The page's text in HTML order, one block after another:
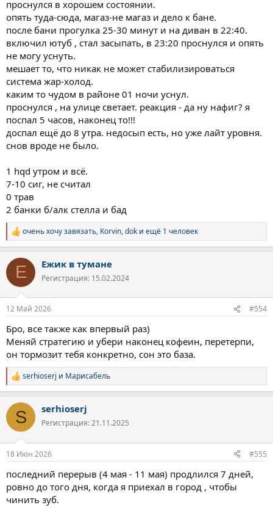
проснулся в хорошем состоянии.
опять туда-сюда, магаз-не магаз и дело к бане.
после бани прогулка 25-30 минут и на диван в 22:40.
включил ютуб , стал засыпать, в 23:20 проснулся и опять
не могу уснуть.
мешает то, что никак не может стабилизироваться
система жар-холод.
каким то чудом в районе 01 ночи уснул.
проснулся , на улице светает. реакция - да ну нафиг? я
поспал 5 часов, наконец то!!!
доспал ещё до 8 утра. недосып есть, но уже лайт уровня.
снов вроде не было.
1 hqd утром и всё.
7-10 сиг, не считал
0 трав
2 банки б/алк стелла и бад
Р
е
к
и
очень хочу завязать, Korvin,dok и ещё 1 человек
Е Ежик в тумане
Регистрация: 15.02.2024
12 Май 2026 #554
Бро, все также как впервый раз)
Меняй стратегию и убери наконец кофеин, перетерпи,
он тормозит тебя конкретно, сон это база.
Р
е
к
и
serhioserj и Марисабель
S serhioserj
Регистрация: 21.11.2025
18 Июн 2026 #555
последний перерыв (4 мая - 11 мая) продлился 7 дней,
ровно до того дня, когда я приехал в город , чтобы
чинить зуб.